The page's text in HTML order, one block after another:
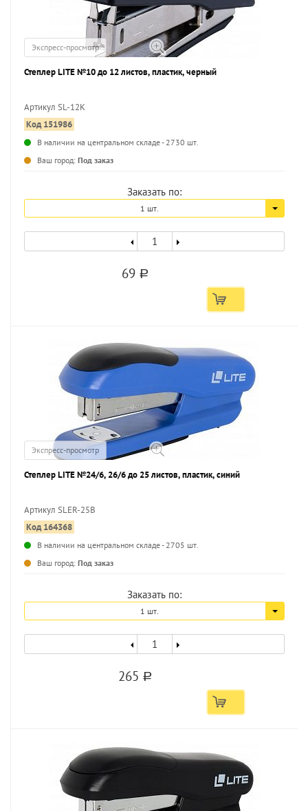
Экспресс-просмотр
Степлер LITE №10 до 12 листов, пластик, черный
Артикул SL-12K
Код 151986
В наличии на центральном складе - 2730 шт.
Ваш город: Под заказ
Заказать по:
1 шт.
69 a
Экспресс-просмотр
Степлер LITE №24/6, 26/6 до 25 листов, пластик, синий
Артикул SLER-25B
Код 164368
В наличии на центральном складе - 2705 шт.
Ваш город: Под заказ
Заказать по:
1 шт.
265 a